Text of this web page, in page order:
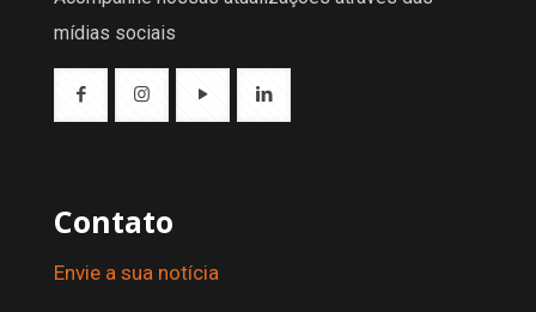
mídias sociais
Contato
Envie a sua notícia